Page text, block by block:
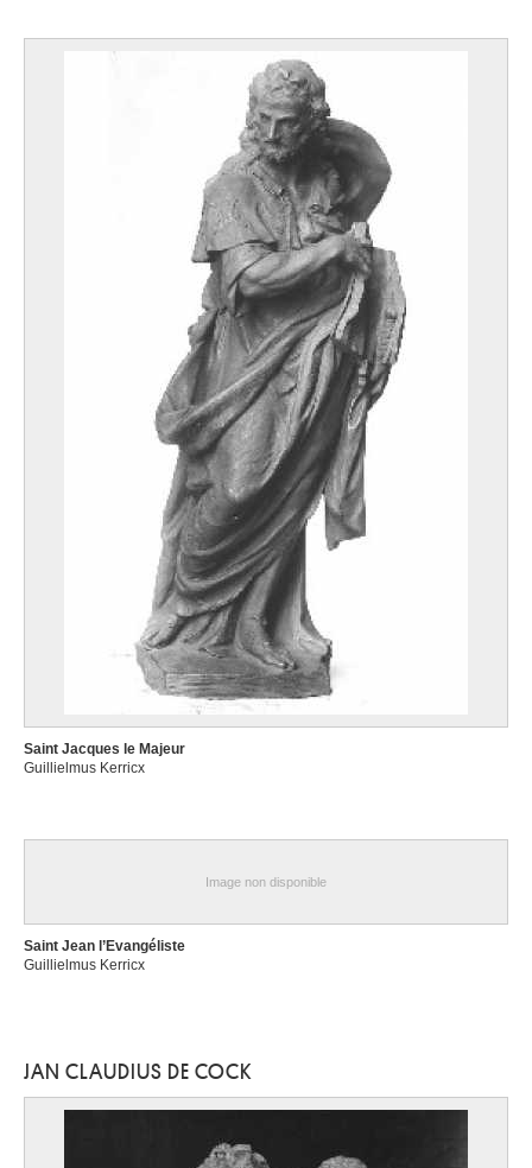
Saint Jacques le Majeur
Guillielmus Kerricx
Image non disponible
Saint Jean l’Evangéliste
Guillielmus Kerricx
JAN CLAUDIUS DE COCK